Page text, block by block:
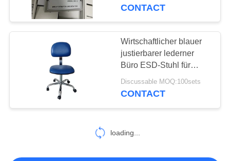
Blasen-
Verpackenkasten
Cleanroom-
33
CONTACT
Wirtschaftlicher blauer
justierbarer lederner
Büro ESD-Stuhl für
antistatisches Labor
Discussable MOQ:100sets
CONTACT
loading...